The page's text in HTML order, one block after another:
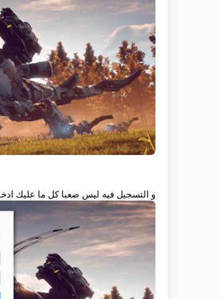
و التسجيل فيه ليس صعبا كل ما عليك